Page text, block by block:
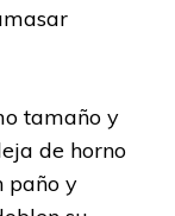
tamaño y
de horno
paño y